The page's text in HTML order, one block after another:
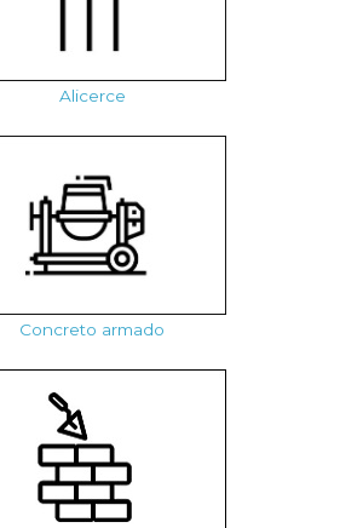
Alicerce
Concreto armado